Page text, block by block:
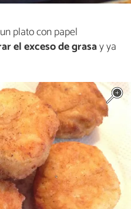
plato con papel
el exceso de grasay ya